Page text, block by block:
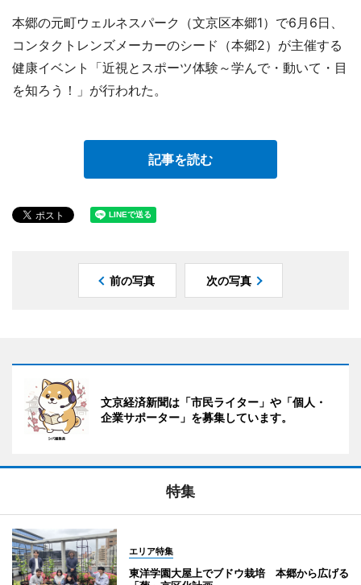
本郷の元町ウェルネスパーク（文京区本郷1）で6月6日、
コンタクトレンズメーカーのシード（本郷2）が主催する
健康イベント「近視とスポーツ体験～学んで・動いて・目
を知ろう！」が行われた。
記事を読む
前の写真 次の写真
文京経済新聞は「市民ライター」や「個人・
企業サポーター」を募集しています。
特集
エリア特集
東洋学園大屋上でブドウ栽培 本郷から広げる